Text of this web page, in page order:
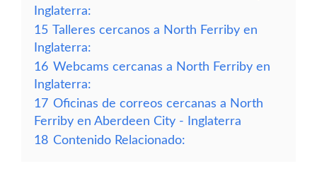
Inglaterra:
15 Talleres cercanos a North Ferriby en
Inglaterra:
16 Webcams cercanas a North Ferriby en
Inglaterra:
17 Oficinas de correos cercanas a North
Ferriby en Aberdeen City - Inglaterra
18 Contenido Relacionado: